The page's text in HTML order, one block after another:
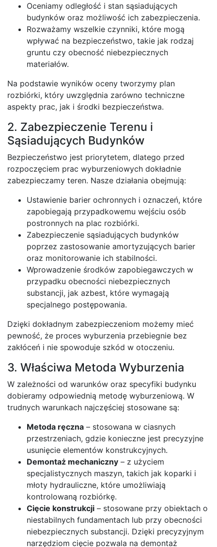
Oceniamy odległość i stan sąsiadujących
budynków oraz możliwość ich zabezpieczenia.
Rozważamy wszelkie czynniki, które mogą
wpływać na bezpieczeństwo, takie jak rodzaj
gruntu czy obecność niebezpiecznych
materiałów.
Na podstawie wyników oceny tworzymy plan
rozbiórki, który uwzględnia zarówno techniczne
aspekty prac, jak i środki bezpieczeństwa.
2. Zabezpieczenie Terenu i
Sąsiadujących Budynków
Bezpieczeństwo jest priorytetem, dlatego przed
rozpoczęciem prac wyburzeniowych dokładnie
zabezpieczamy teren. Nasze działania obejmują:
Ustawienie barier ochronnych i oznaczeń, które
zapobiegają przypadkowemu wejściu osób
postronnych na plac rozbiórki.
Zabezpieczenie sąsiadujących budynków
poprzez zastosowanie amortyzujących barier
oraz monitorowanie ich stabilności.
Wprowadzenie środków zapobiegawczych w
przypadku obecności niebezpiecznych
substancji, jak azbest, które wymagają
specjalnego postępowania.
Dzięki dokładnym zabezpieczeniom możemy mieć
pewność, że proces wyburzenia przebiegnie bez
zakłóceń i nie spowoduje szkód w otoczeniu.
3. Właściwa Metoda Wyburzenia
W zależności od warunków oraz specyfiki budynku
dobieramy odpowiednią metodę wyburzeniową. W
trudnych warunkach najczęściej stosowane są:
Metoda ręczna – stosowana w ciasnych
przestrzeniach, gdzie konieczne jest precyzyjne
usunięcie elementów konstrukcyjnych.
Demontaż mechaniczny – z użyciem
specjalistycznych maszyn, takich jak koparki i
młoty hydrauliczne, które umożliwiają
kontrolowaną rozbiórkę.
Cięcie konstrukcji – stosowane przy obiektach o
niestabilnych fundamentach lub przy obecności
niebezpiecznych substancji. Dzięki precyzyjnym
narzędziom cięcie pozwala na demontaż